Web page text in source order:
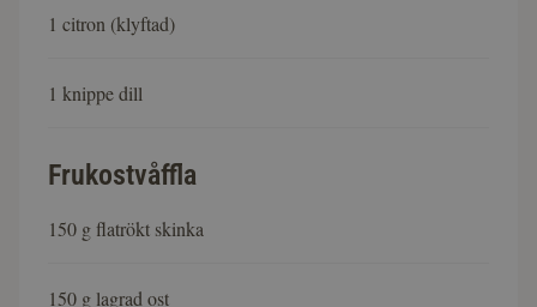
1 citron (klyftad)
1 knippe dill
Frukostvåffla
150 g flatrökt skinka
150 g lagrad ost